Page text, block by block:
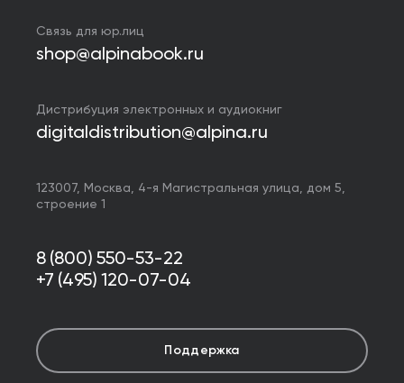
Связь для юр.лиц
shop@alpinabook.ru
Дистрибуция электронных и аудиокниг
digitaldistribution@alpina.ru
123007, Москва, 4-я Магистральная улица, дом 5,
строение 1
8 (800) 550-53-22
+7 (495) 120-07-04
Поддержка